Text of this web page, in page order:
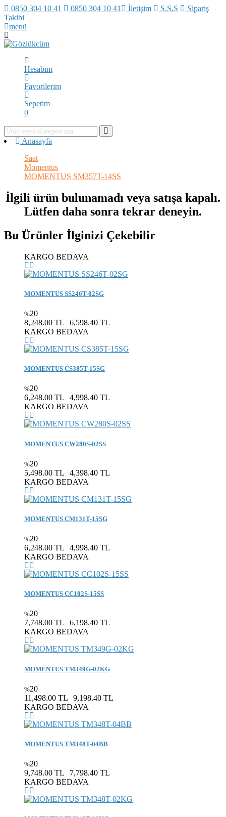
0850 304 10 41 0850 304 10 41 İletişim S.S.S
Sipariş
Takibi
menü
Hesabım
Favorilerim
Sepetim
0
Anasayfa
Saat
Momentus
MOMENTUS SM357T-14SS
İlgili ürün bulunamadı veya satışa kapalı.
Lütfen daha sonra tekrar deneyin.
Bu Ürünler İlginizi Çekebilir
KARGO BEDAVA
MOMENTUS SS246T-02SG
%20
8,248.00 TL
6,598.40 TL
KARGO BEDAVA
MOMENTUS CS385T-15SG
%20
6,248.00 TL
4,998.40 TL
KARGO BEDAVA
MOMENTUS CW280S-02SS
%20
5,498.00 TL
4,398.40 TL
KARGO BEDAVA
MOMENTUS CM131T-15SG
%20
6,248.00 TL
4,998.40 TL
KARGO BEDAVA
MOMENTUS CC102S-15SS
%20
7,748.00 TL
6,198.40 TL
KARGO BEDAVA
MOMENTUS TM349G-02KG
%20
11,498.00 TL
9,198.40 TL
KARGO BEDAVA
MOMENTUS TM348T-04BB
%20
9,748.00 TL
7,798.40 TL
KARGO BEDAVA